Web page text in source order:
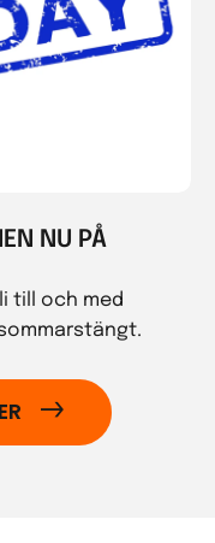
NU PÅ
till och med